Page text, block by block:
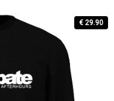
€ 29.90